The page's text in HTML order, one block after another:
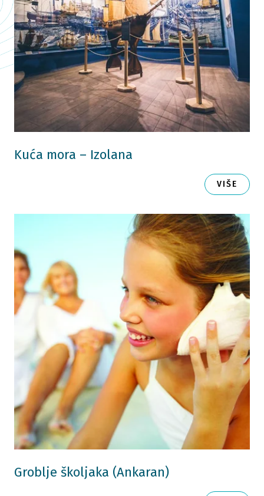
Kuća mora – Izolana
VIŠE
Groblje školjaka (Ankaran)